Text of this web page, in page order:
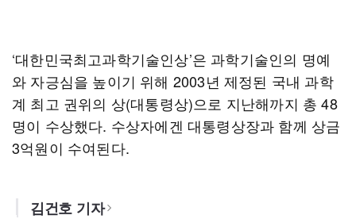
‘대한민국최고과학기술인상’은 과학기술인의 명예
와 자긍심을 높이기 위해 2003년 제정된 국내 과학
계 최고 권위의 상(대통령상)으로 지난해까지 총 48
명이 수상했다. 수상자에겐 대통령상장과 함께 상금
3억원이 수여된다.
김건호 기자